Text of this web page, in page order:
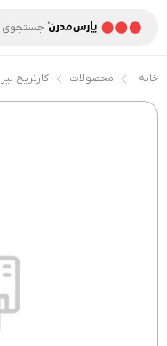
خانه محصولات کارتریج